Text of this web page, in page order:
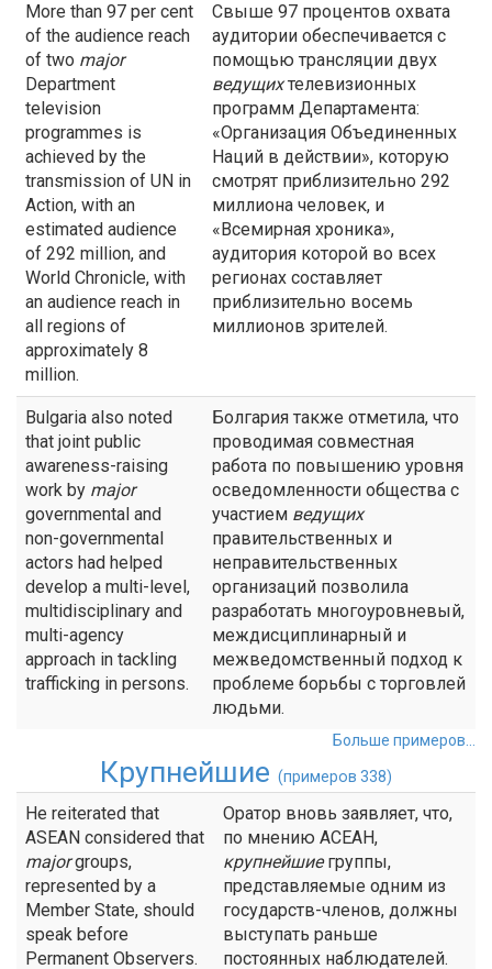
More than 97 per cent
of the audience reach
of two major
Department
television
programmes is
achieved by the
transmission of UN in
Action, with an
estimated audience
of 292 million, and
World Chronicle, with
an audience reach in
all regions of
approximately 8
million.
Свыше 97 процентов охвата
аудитории обеспечивается с
помощью трансляции двух
ведущихтелевизионных
программ Департамента:
«Организация Объединенных
Наций в действии», которую
смотрят приблизительно 292
миллиона человек, и
«Всемирная хроника»,
аудитория которой во всех
регионах составляет
приблизительно восемь
миллионов зрителей.
Bulgaria also noted
that joint public
awareness-raising
work by major
governmental and
non-governmental
actors had helped
develop a multi-level,
multidisciplinary and
multi-agency
approach in tackling
trafficking in persons.
Болгария также отметила, что
проводимая совместная
работа по повышению уровня
осведомленности общества с
участием ведущих
правительственных и
неправительственных
организаций позволила
разработать многоуровневый,
междисциплинарный и
межведомственный подход к
проблеме борьбы с торговлей
людьми.
Больше примеров...
Крупнейшие (примеров 338)
He reiterated that
ASEAN considered that
majorgroups,
represented by a
Member State, should
speak before
Permanent Observers.
Оратор вновь заявляет, что,
по мнению АСЕАН,
крупнейшиегруппы,
представляемые одним из
государств-членов, должны
выступать раньше
постоянных наблюдателей.